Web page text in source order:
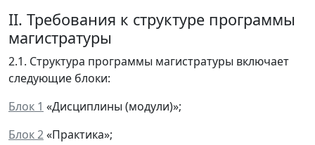
II. Требования к структуре программы
магистратуры
2.1. Структура программы магистратуры включает
следующие блоки:
Блок 1 «Дисциплины (модули)»;
Блок 2«Практика»;